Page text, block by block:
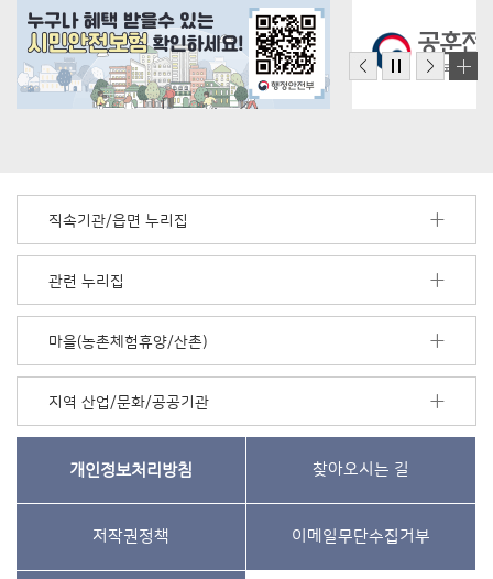
직속기관/읍면 누리집
관련 누리집
마을(농촌체험휴양/산촌)
지역 산업/문화/공공기관
개인정보처리방침 찾아오시는 길
저작권정책 이메일무단수집거부